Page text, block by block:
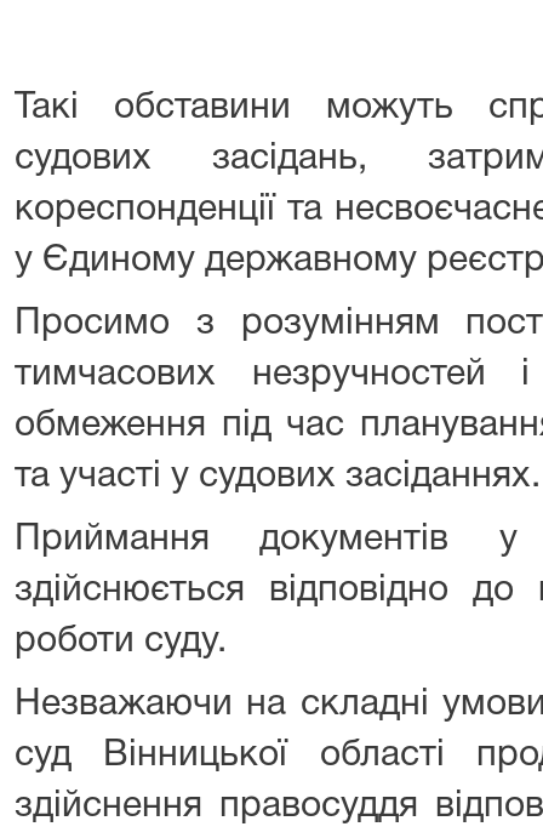
Такі обставини можуть
судових засідань,
кореспонденції та
у Єдиному державному
Просимо з розумінням
тимчасових незручностей і
обмеження під час
та участі у судових засіданнях.
Приймання документів у
здійснюється відповідно до
роботи суду.
Незважаючи на складні
суд Вінницької області
здійснення правосуддя